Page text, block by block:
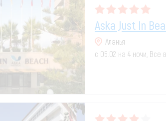
Aska Just In
Аланья
с 05.02 на 4 ночи, Все